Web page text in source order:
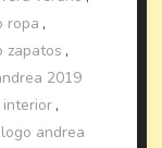
ropa ,
zapatos ,
2019
,
andrea